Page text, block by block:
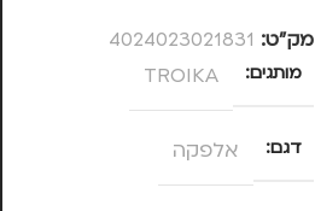
מק”ט: 4024023021831
מותגים TROIKA
דגם אלפקה